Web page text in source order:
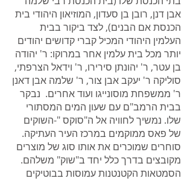
אבן דנן, רובן בן סעדון, המוזיאון היהודי בית
הכנסת אם הבנים), לצד ביקור בבית
העלמין היהודי המכיל קברי קדושים יהודים
יותר מכל בית עלמין אחר במרוקו: ר' יהודה
בן עטר, ר' יהונתן סירירו, ר' וידאל הצרפתי,
סוליקה ר' יעקב אבן צור, ר' שלמה אבן דאנן
ר' ממשפחת מוסונייגו ועוד אחרים. נבקר
בבית הרמב"ם עם שעון המים המסתורי
שלו. נמשיך לחוויה אל ה"סוקס "-השוקים
של פאס ממוקמים במרכז העיר העתיקה.
סוחרים שמוכרים את אותו סוג של מוצרים
מקובצים בדרך כלל יחד ב"שוק" משלהם.
הסמטאות הקטנטנות עמוסות בבוטיקים